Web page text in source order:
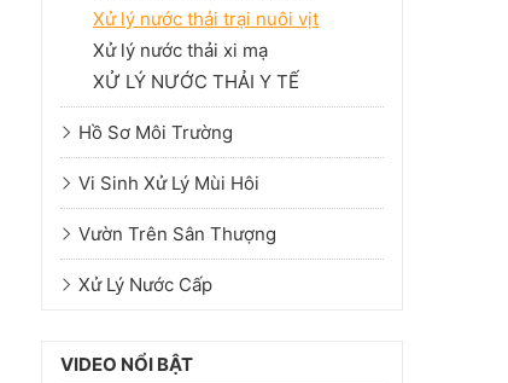
Xử lý nước thải trại nuôi vịt
Xử lý nước thải xi mạ
XỬ LÝ NƯỚC THẢI Y TẾ
Hồ Sơ Môi Trường
Vi Sinh Xử Lý Mùi Hôi
Vườn Trên Sân Thượng
Xử Lý Nước Cấp
VIDEO NỔI BẬT